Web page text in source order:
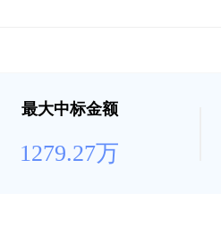
最大中标金额
1279.27万